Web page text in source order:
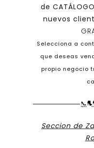
de
nuevos
Selecciona a
que deseas
propio negocio
Seccion de